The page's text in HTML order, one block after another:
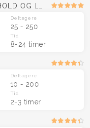
Deltagere
25 - 250
Tid
8-24 timer
Deltagere
10 - 200
Tid
2-3 timer